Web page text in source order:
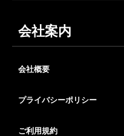
会社案内
会社概要
プライバシーポリシー
ご利用規約